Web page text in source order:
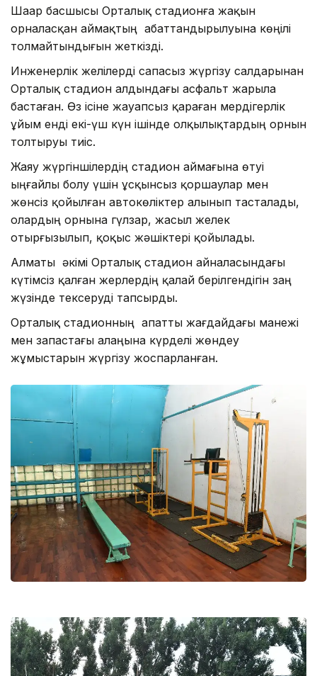
Шаһар басшысы Орталық стадионға жақын
орналасқан аймақтың абаттандырылуына көңілі
толмайтындығын жеткізді.
Инженерлік желілерді сапасыз жүргізу салдарынан
Орталық стадион алдындағы асфальт жарыла
бастаған. Өз ісіне жауапсыз қараған мердігерлік
ұйым енді екі-үш күн ішінде олқылықтардың орнын
толтыруы тиіс.
Жаяу жүргіншілердің стадион аймағына өтуі
ыңғайлы болу үшін ұсқынсыз қоршаулар мен
жөнсіз қойылған автокөліктер алынып тасталады,
олардың орнына гүлзар, жасыл желек
отырғызылып, қоқыс жәшіктері қойылады.
Алматы әкімі Орталық стадион айналасындағы
күтімсіз қалған жерлердің қалай берілгендігін заң
жүзінде тексеруді тапсырды.
Орталық стадионның апатты жағдайдағы манежі
мен запастағы алаңына күрделі жөндеу
жұмыстарын жүргізу жоспарланған.